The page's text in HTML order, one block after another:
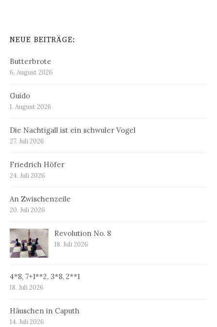
NEUE BEITRÄGE:
Butterbrote
6. August 2026
Guido
1. August 2026
Die Nachtigall ist ein schwuler Vogel
27. Juli 2026
Friedrich Höfer
24. Juli 2026
An Zwischenzeile
20. Juli 2026
Revolution No. 8
18. Juli 2026
4*8, 7+1**2, 3*8, 2**1
18. Juli 2026
Häuschen in Caputh
14. Juli 2026